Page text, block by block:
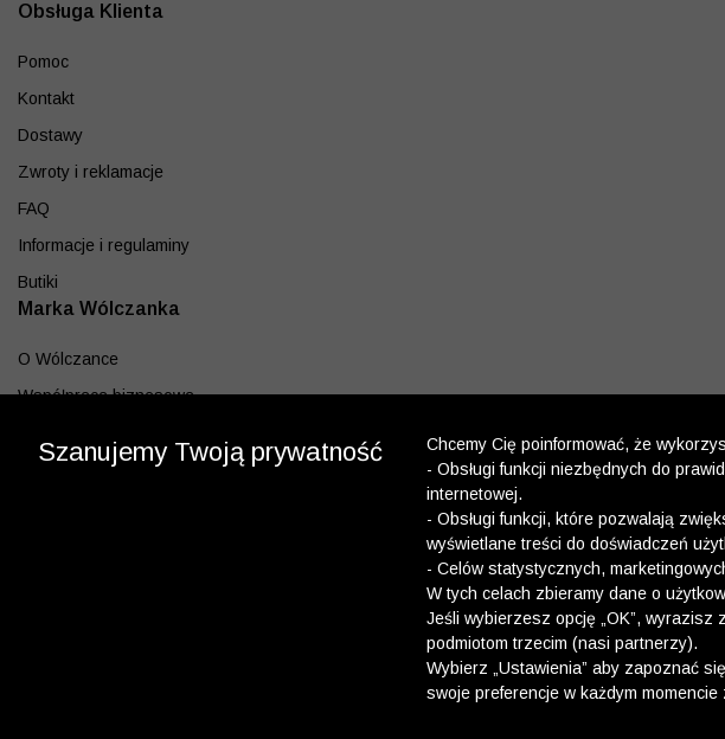
Obsługa Klienta
Pomoc
Kontakt
Dostawy
Zwroty i reklamacje
FAQ
Informacje i regulaminy
Butiki
Marka Wólczanka
O Wólczance
Współpraca biznesowa
Program lojalnościowy
Szanujemy Twoją prywatność
Chcemy Cię poinformować, że
- Obsługi funkcji niezbędnych do
internetowej.
- Obsługi funkcji, które pozwalają
wyświetlane treści do doświadczeń
- Celów statystycznych,
W tych celach zbieramy dane o
Jeśli wybierzesz opcję „OK”,
podmiotom trzecim (nasi partnerzy).
Wybierz „Ustawienia” aby zapoznać
swoje preferencje w każdym